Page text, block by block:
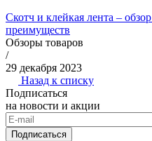
Скотч и клейкая лента –
преимуществ
Обзоры товаров
/
29 декабря 2023
Назад к списку
Подписаться
на новости и акции
Подписаться